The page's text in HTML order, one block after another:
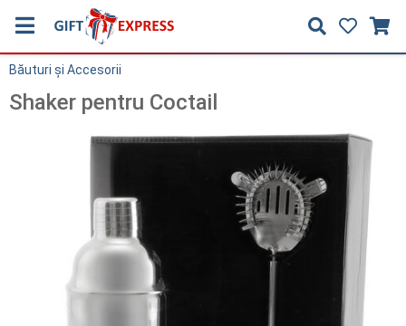
Băuturi și Accesorii
Shaker pentru Coctail